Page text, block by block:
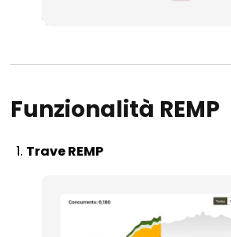
Funzionalità REMP
Trave REMP